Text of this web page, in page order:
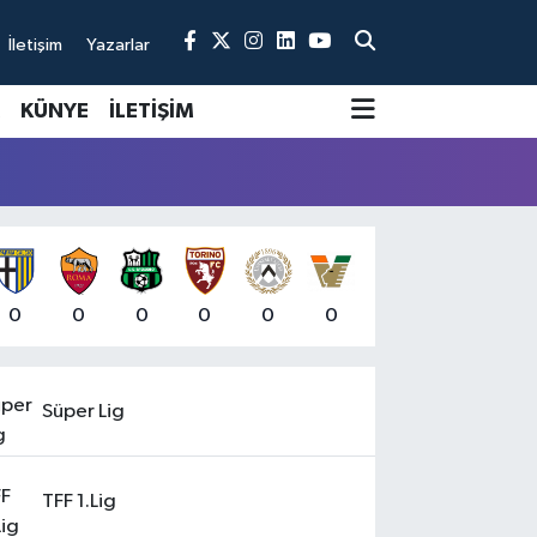
İletişim Yazarlar
KÜNYE İLETİŞİM
0 0 0 0 0 0
Süper Lig
TFF 1.Lig